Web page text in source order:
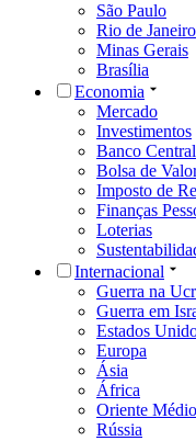
São Paulo
Rio de Janeiro
Minas Gerais
Brasília
Economia
Mercado
Investimentos
Banco Central
Bolsa de
Imposto de
Finanças
Loterias
Internacional
Guerra na
Guerra em
Estados
Europa
Ásia
África
Oriente Médio
Rússia